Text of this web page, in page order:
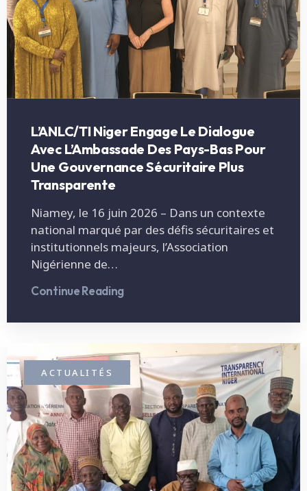
L’ANLC/TI Niger Engage Le Dialogue
Avec L’Ambassade Des Pays-Bas Pour
Une Gouvernance Sécuritaire Plus
Transparente
Niamey, le 16 juin 2026 – Dans un contexte
national marqué par des défis sécuritaires et
institutionnels majeurs, l’Association
Nigérienne de…
Continue Reading
ACTUALITÉS